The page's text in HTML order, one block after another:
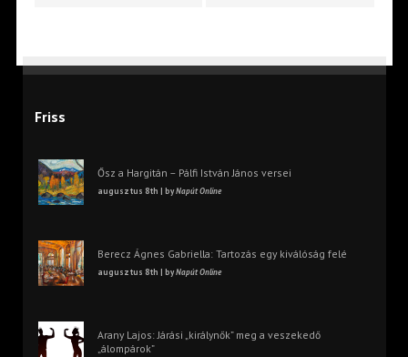
Friss
Ősz a Hargitán – Pálfi István János versei
augusztus 8th | byNapút Online
Berecz Ágnes Gabriella: Tartozás egy kiválóság felé
augusztus 8th | byNapút Online
Arany Lajos: Járási „királynők” meg a veszekedő
„álompárok”